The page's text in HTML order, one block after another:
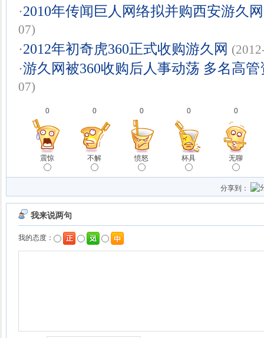
·2010年传闻巨人网络拟并购西安游久
07)
·2012年初奇虎360正式收购游久网
·游久网被360收购后人事动荡 多名高
07)
0
震惊
0
不解
0
愤怒
0
杯具
0
无聊
分享到：